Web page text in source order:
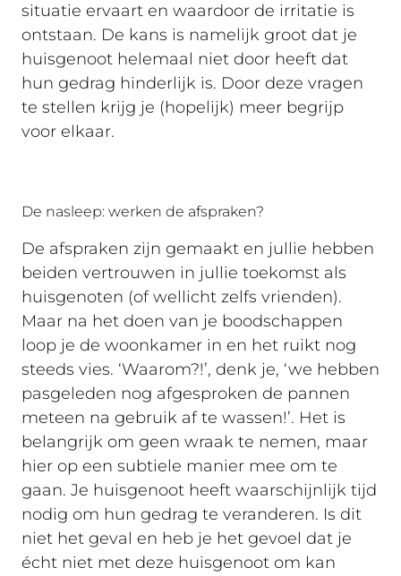
situatie ervaart en waardoor de irritatie is
ontstaan. De kans is namelijk groot dat je
huisgenoot helemaal niet door heeft dat
hun gedrag hinderlijk is. Door deze vragen
te stellen krijg je (hopelijk) meer begrijp
voor elkaar.
De nasleep: werken de afspraken?
De afspraken zijn gemaakt en jullie hebben
beiden vertrouwen in jullie toekomst als
huisgenoten (of wellicht zelfs vrienden).
Maar na het doen van je boodschappen
loop je de woonkamer in en het ruikt nog
steeds vies. ‘Waarom?!’, denk je, ‘we hebben
pasgeleden nog afgesproken de pannen
meteen na gebruik af te wassen!’. Het is
belangrijk om geen wraak te nemen, maar
hier op een subtiele manier mee om te
gaan. Je huisgenoot heeft waarschijnlijk tijd
nodig om hun gedrag te veranderen. Is dit
niet het geval en heb je het gevoel dat je
écht niet met deze huisgenoot om kan